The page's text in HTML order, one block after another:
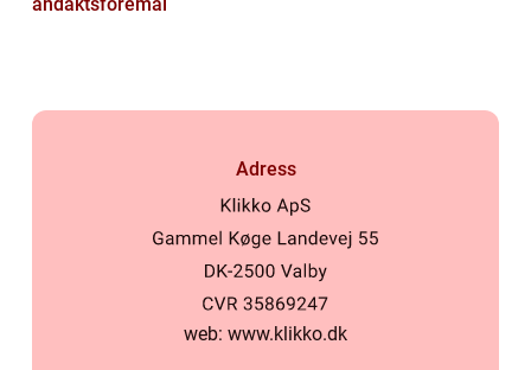
Adress
web: www.klikko.dk